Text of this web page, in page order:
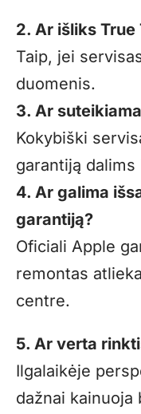
2. Ar išliks
Taip, jei
duomenis.
3. Ar
Kokybiški
garantiją dalims
4. Ar galima
garantiją?
Oficiali Apple
remontas
centre.
5. Ar verta
Ilgalaikėje
dažnai kainuoja